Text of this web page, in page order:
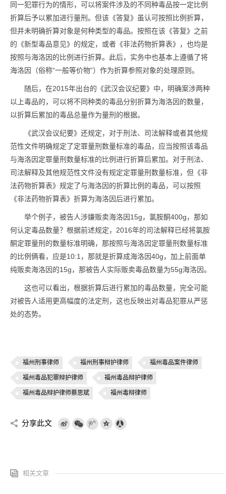
同一犯罪行为的情形，可以将案件涉及的不同种毒品按一定比例
折算后予以累加进行量刑。但该《答复》虽认可按照比例折算，
但并未明确折算对象是何种类型的毒品。按照在该《答复》之前
的《新型毒品意见》的规定，或者《非法药物折算表》，也均是
按照与海洛因的比例进行折算。此后，实务中也基本上遵循了将
海洛因（俗称“一般等价物”）作为折算参照对象的处理原则。
随后，在2015年出台的《武汉会议纪要》中，明确案涉两种
以上毒品的，可以将不同种类的毒品分别折算为海洛因的数量，
以折算后累加的毒品总量作为量刑的根据。
《武汉会议纪要》还规定，对于刑法、司法解释或者其他规
范性文件明确规定了定罪量刑数量标准的毒品，应当按照该毒品
与海洛因定罪量刑数量标准的比例进行折算后累加。对于刑法、
司法解释及其他规范性文件没有规定定罪量刑数量标准，但《非
法药物折算表》规定了与海洛因的折算比例的毒品，可以按照
《非法药物折算表》折算为海洛因后进行累加。
举个例子，被告人涉嫌贩卖海洛因15g，氯胺酮400g，那如
何认定毒品数量？根据前述规定，2016年的司法解释已经将氯胺
酮定罪量刑的数量标准明确，那按照与海洛因定罪量刑数量标准
的比例俩看，应是10:1，那就是折算成海洛因40g，加上前面单
纯贩卖海洛因的15g，那被告人实际贩卖毒品数量为55g海洛因。
这也可以看出，根据折算后进行累加的毒品数量，完全可能
对被告人适用更高幅度的法定刑，这也反映出对毒品犯罪从严惩
处的态势。
福州刑事律师 福州刑事辩护律师 福州毒品案件律师
福州毒品犯罪辩护律师 福州毒品辩护律师
福州毒品辩护律师蔡思斌 福州毒辩律师
分享此文
相关文章